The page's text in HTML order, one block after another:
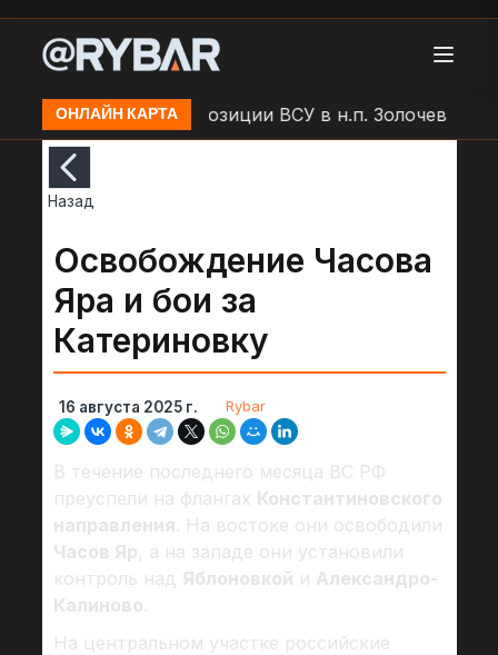
ОНЛАЙН КАРТА
"Молния" по позиции ВСУ в н.п. Золочев
Назад
Освобождение Часова
Яра и бои за
Катериновку
16 августа 2025 г. Rybar
В течение последнего месяца ВС РФ
преуспели на флангах Константиновского
направления. На востоке они освободили
Часов Яр, а на западе они установили
контроль над Яблоновкой и Александро-
Калиново.
На центральном участке российские